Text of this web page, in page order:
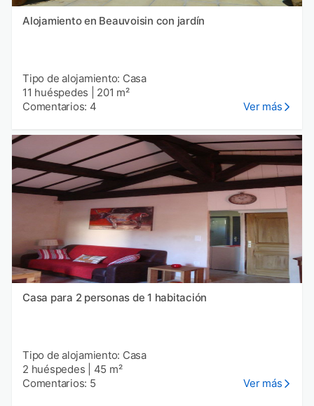
Alojamiento en Beauvoisin con jardín
Tipo de alojamiento: Casa
11 huéspedes
201 m²
Comentarios: 4
Ver más
Casa para 2 personas de 1 habitación
Tipo de alojamiento: Casa
2 huéspedes
45 m²
Comentarios: 5
Ver más